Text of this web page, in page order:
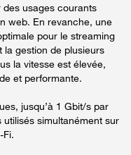
usages courants
web. En revanche, une
pour le streaming
la gestion de plusieurs
la vitesse est élevée,
et performante.
jusqu’à 1 Gbit/s par
simultanément sur
Fi.